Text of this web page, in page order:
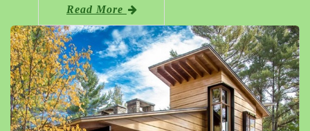
Read More